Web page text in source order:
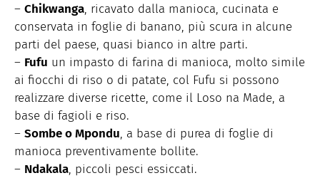
– Chikwanga, ricavato dalla manioca, cucinata e
conservata in foglie di banano, più scura in alcune
parti del paese, quasi bianco in altre parti.
– Fufu un impasto di farina di manioca, molto simile
ai fiocchi di riso o di patate, col Fufu si possono
realizzare diverse ricette, come il Loso na Made, a
base di fagioli e riso.
– Sombe o Mpondu, a base di purea di foglie di
manioca preventivamente bollite.
– Ndakala, piccoli pesci essiccati.